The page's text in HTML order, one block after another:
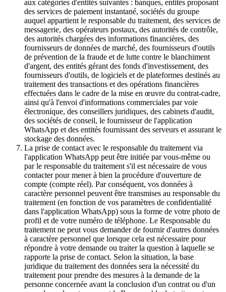
aux catégories d'entités suivantes : banques, entités proposant
des services de paiement instantané, sociétés du groupe
auquel appartient le responsable du traitement, des services de
messagerie, des opérateurs postaux, des autorités de contrôle,
des autorités chargées des informations financières, des
fournisseurs de données de marché, des fournisseurs d'outils
de prévention de la fraude et de lutte contre le blanchiment
d'argent, des entités gérant des fonds d'investissement, des
fournisseurs d'outils, de logiciels et de plateformes destinés au
traitement des transactions et des opérations financières
effectuées dans le cadre de la mise en œuvre du contrat-cadre,
ainsi qu'à l'envoi d'informations commerciales par voie
électronique, des conseillers juridiques, des cabinets d'audit,
des sociétés de conseil, le fournisseur de l'application
WhatsApp et des entités fournissant des serveurs et assurant le
stockage des données.
La prise de contact avec le responsable du traitement via
l'application WhatsApp peut être initiée par vous-même ou
par le responsable du traitement s'il est nécessaire de vous
contacter pour mener à bien la procédure d'ouverture de
compte (compte réel). Par conséquent, vos données à
caractère personnel peuvent être transmises au responsable du
traitement (en fonction de vos paramètres de confidentialité
dans l'application WhatsApp) sous la forme de votre photo de
profil et de votre numéro de téléphone. Le Responsable du
traitement ne peut vous demander de fournir d'autres données
à caractère personnel que lorsque cela est nécessaire pour
répondre à votre demande ou traiter la question à laquelle se
rapporte la prise de contact. Selon la situation, la base
juridique du traitement des données sera la nécessité du
traitement pour prendre des mesures à la demande de la
personne concernée avant la conclusion d'un contrat ou d'un